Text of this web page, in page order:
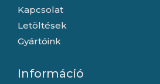
Kapcsolat
Letöltések
Gyártóink
Információ